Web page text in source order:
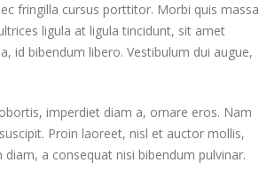
fringilla cursus porttitor. Morbi quis massa
ligula at ligula tincidunt, sit amet
id bibendum libero. Vestibulum dui augue,
imperdiet diam a, ornare eros. Nam
Proin laoreet, nisl et auctor mollis,
a consequat nisi bibendum pulvinar.